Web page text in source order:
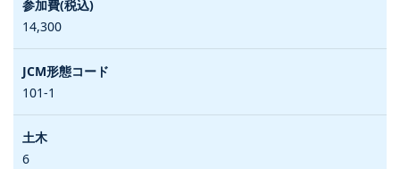
14,300
101-1
6